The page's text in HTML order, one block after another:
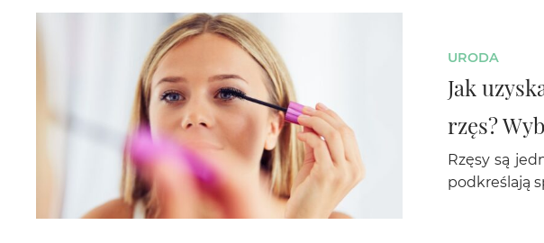
URODA
Jak
rzęs?
Rzęsy są
podkreślają